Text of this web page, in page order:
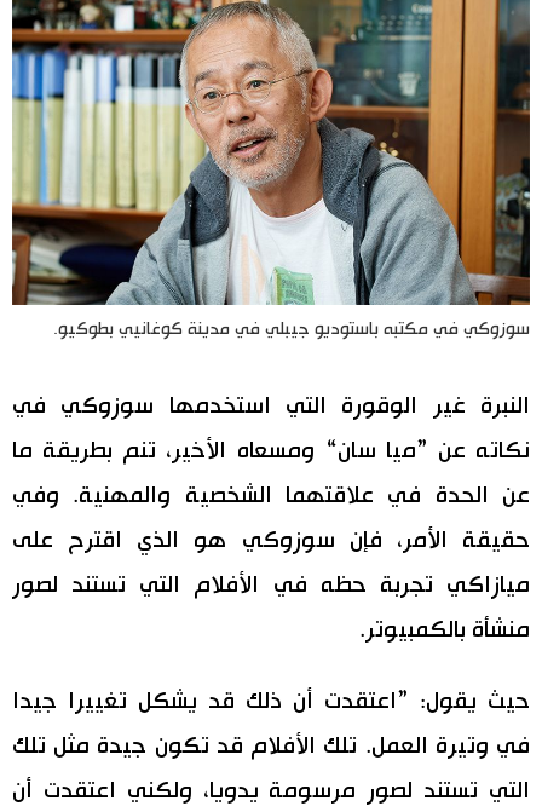
سوزوكي في مكتبه باستوديو جيبلي في مدينة كوغانيي بطوكيو.
النبرة غير الوقورة التي استخدمها سوزوكي في
نكاته عن ”ميا سان“ ومسعاه الأخير، تنم بطريقة ما
عن الحدة في علاقتهما الشخصية والمهنية. وفي
حقيقة الأمر، فإن سوزوكي هو الذي اقترح على
ميازاكي تجربة حظه في الأفلام التي تستند لصور
منشأة بالكمبيوتر.
حيث يقول: ”اعتقدت أن ذلك قد يشكل تغييرا جيدا
في وتيرة العمل. تلك الأفلام قد تكون جيدة مثل تلك
التي تستند لصور مرسومة يدويا، ولكني اعتقدت أن